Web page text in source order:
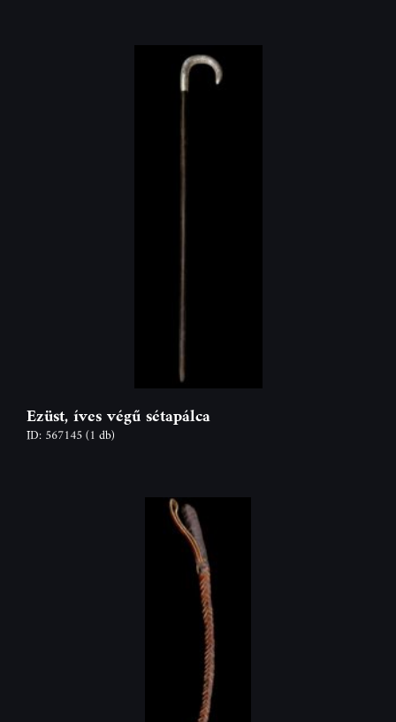
Ezüst, íves végű sétapálca
ID: 567145(1 db)